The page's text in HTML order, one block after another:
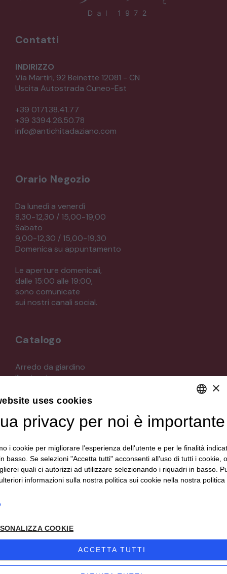
Contatti
INDIRIZZO
Via Martiri, 92 Beinette 12081 - CN
Uscita Autostrada Cuneo-Est
+39 0171.38.41.77
+39 3394.26.50.78
info@antichitadaziano.com
Orario Negozio
Da lunedì a venerdì
8,30-12,30 / 15,00-19,00
Sabato
9,00-12,30 / 15,00-19,30
Domenica su appuntamento
Le aperture domenicali,
dalle 15:00 alle 19:00,
sono comunicate
sui nostri canali social.
Catalogo
Arredo da giardino
Illuminazione
Mobili
Orologeria
Quadri stampe
Strumenti musicali e accessori
Tappeti e tessuti
Veicoli d'epoca
DEFAULT LANGUAGE
ITALIAN
×
uses cookies
privacy per noi è importante
i cookie per migliorare l'esperienza dell'utente e per le finalità
basso. Se selezioni "Accetta tutti" acconsenti all'uso di tutti i cookie,
quali ci autorizzi ad utilizzare selezionando i riquadri in basso.
informazioni sulla nostra politica sui cookie nella nostra politica
COOKIE
ACCETTA TUTTI